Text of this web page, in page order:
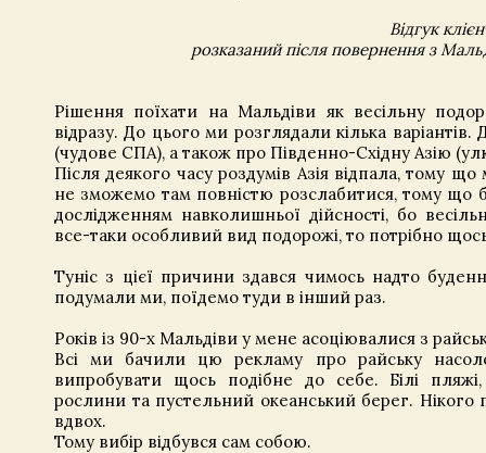
Відгук
розказаний після повернення з
Рішення поїхати на Мальдіви як весільну
відразу. До цього ми розглядали кілька
(чудове СПА), а також про Південно-Східну Азію
Після деякого часу роздумів Азія відпала, тому
не зможемо там повністю розслабитися, тому що
дослідженням навколишньої дійсності, бо
все-таки особливий вид подорожі, то потрібно
Туніс з цієї причини здався чимось надто
подумали ми, поїдемо туди в інший раз.
Років із 90-х Мальдіви у мене асоціювалися з
Всі ми бачили цю рекламу про райську
випробувати щось подібне до себе. Білі пляжі,
рослини та пустельний океанський берег. Нікого
вдвох.
Тому вибір відбувся сам собою.